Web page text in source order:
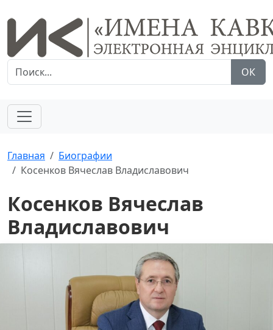
ОК
Главная
Биографии
Косенков Вячеслав Владиславович
Косенков Вячеслав
Владиславович